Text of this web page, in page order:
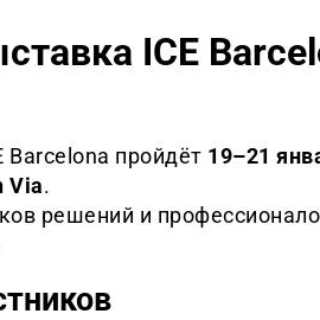
ICE
пройдёт 19–21
Via.
решений и